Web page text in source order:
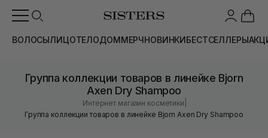
ВОЛОСЫЛИЦОТЕЛОДОММЕРЧНОВИНКИБЕСТСЕЛЛЕРЫ
Группа коллекции товаров в линейке Bjorn
Axen Dry Shampoo
Интернет магазин косметики
Группа коллекции товаров в линейке Bjorn Axen Dry Shampoo